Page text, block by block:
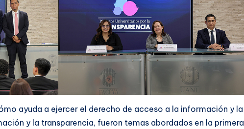
ayuda a ejercer el derecho de acceso a la información y la
y la transparencia, fueron temas abordados en la primera